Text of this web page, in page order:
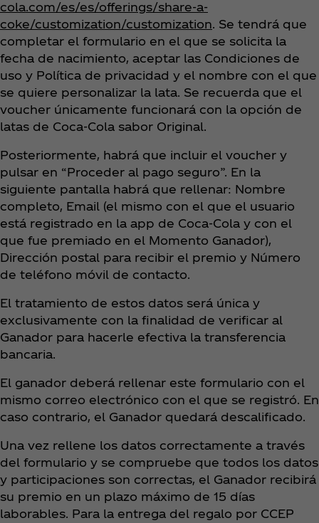
cola.com/es/es/offerings/share-a-
coke/customization/customization. Se tendrá que
completar el formulario en el que se solicita la
fecha de nacimiento, aceptar las Condiciones de
uso y Política de privacidad y el nombre con el que
se quiere personalizar la lata. Se recuerda que el
voucher únicamente funcionará con la opción de
latas de Coca‑Cola sabor Original.
Posteriormente, habrá que incluir el voucher y
pulsar en “Proceder al pago seguro”. En la
siguiente pantalla habrá que rellenar: Nombre
completo, Email (el mismo con el que el usuario
está registrado en la app de Coca‑Cola y con el
que fue premiado en el Momento Ganador),
Dirección postal para recibir el premio y Número
de teléfono móvil de contacto.
El tratamiento de estos datos será única y
exclusivamente con la finalidad de verificar al
Ganador para hacerle efectiva la transferencia
bancaria.
El ganador deberá rellenar este formulario con el
mismo correo electrónico con el que se registró. En
caso contrario, el Ganador quedará descalificado.
Una vez rellene los datos correctamente a través
del formulario y se compruebe que todos los datos
y participaciones son correctas, el Ganador recibirá
su premio en un plazo máximo de 15 días
laborables. Para la entrega del regalo por CCEP